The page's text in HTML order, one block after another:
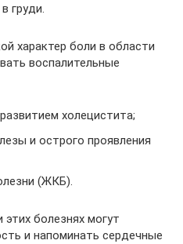
груди.
характер боли в области
воспалительные
холецистита;
и острого проявления
(ЖКБ).
болезнях могут
и напоминать сердечные